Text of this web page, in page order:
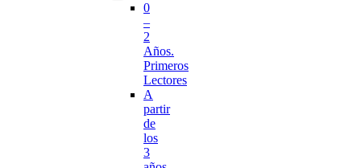
0
–
2
Años.
Primeros
Lectores
A
partir
de
los
3